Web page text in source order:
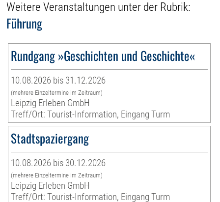
Weitere Veranstaltungen unter der Rubrik:
Führung
Rundgang »Geschichten und Geschichte«
10.08.2026 bis 31.12.2026
(mehrere Einzeltermine im Zeitraum)
Leipzig Erleben GmbH
Treff/Ort: Tourist-Information, Eingang Turm
Stadtspaziergang
10.08.2026 bis 30.12.2026
(mehrere Einzeltermine im Zeitraum)
Leipzig Erleben GmbH
Treff/Ort: Tourist-Information, Eingang Turm